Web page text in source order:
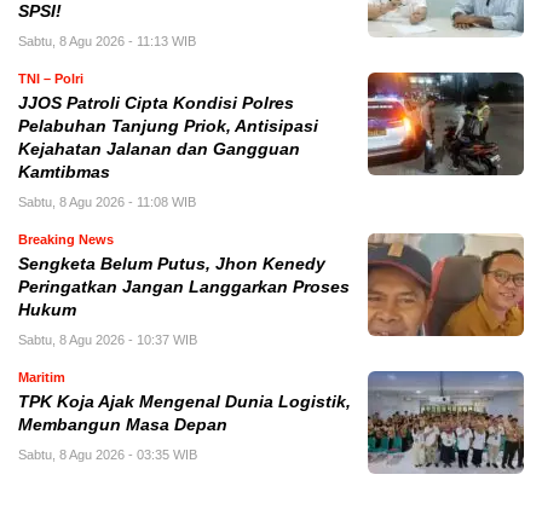
SPSI!
Sabtu, 8 Agu 2026 - 11:13 WIB
TNI – Polri
JJOS Patroli Cipta Kondisi Polres
Pelabuhan Tanjung Priok, Antisipasi
Kejahatan Jalanan dan Gangguan
Kamtibmas
Sabtu, 8 Agu 2026 - 11:08 WIB
Breaking News
Sengketa Belum Putus, Jhon Kenedy
Peringatkan Jangan Langgarkan Proses
Hukum
Sabtu, 8 Agu 2026 - 10:37 WIB
Maritim
TPK Koja Ajak Mengenal Dunia Logistik,
Membangun Masa Depan
Sabtu, 8 Agu 2026 - 03:35 WIB